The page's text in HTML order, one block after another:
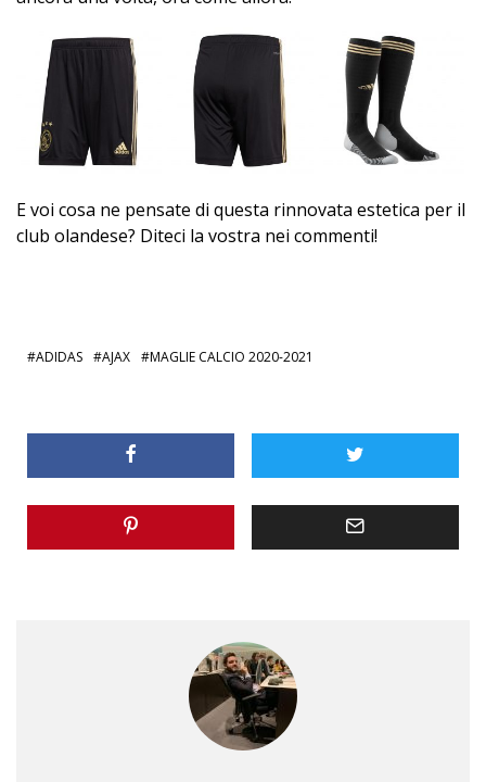
E voi cosa ne pensate di questa rinnovata estetica per il
club olandese? Diteci la vostra nei commenti!
ADIDAS AJAX MAGLIE CALCIO 2020-2021